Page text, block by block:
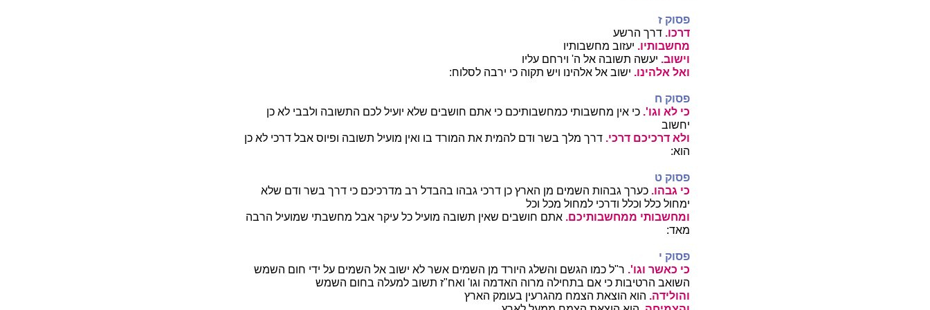
פסוק ז
דרכו. דרך הרשע
מחשבותיו. יעזוב מחשבותיו
וישוב. יעשה תשובה אל ה' וירחם עליו
ואל אלהינו. ישוב אל אלהינו ויש תקוה כי ירבה לסלוח:
פסוק ח
כי לא וגו'. כי אין מחשבותי כמחשבותיכם כי אתם חושבים שלא יועיל לכם התשובה ולבבי לא כן
יחשוב
ולא דרכיכם דרכי. דרך מלך בשר ודם להמית את המורד בו ואין מועיל תשובה ופיוס אבל דרכי לא כן
הוא:
פסוק ט
כי גבהו. כערך גבהות השמים מן הארץ כן דרכי גבהו בהבדל רב מדרכיכם כי דרך בשר ודם שלא
ימחול כלל וכלל ודרכי למחול מכל וכל
ומחשבותי ממחשבותיכם. אתם חושבים שאין תשובה מועיל כל עיקר אבל מחשבתי שמועיל הרבה
מאד:
פסוק י
כי כאשר וגו'. ר"ל כמו הגשם והשלג היורד מן השמים אשר לא ישוב אל השמים על ידי חום השמש
השואב הרטיבות כי אם בתחילה מרוה האדמה וגו' ואח"ז תשוב למעלה בחום השמש
והולידה. הוא הוצאת הצמח מהגרעין בעומק הארץ